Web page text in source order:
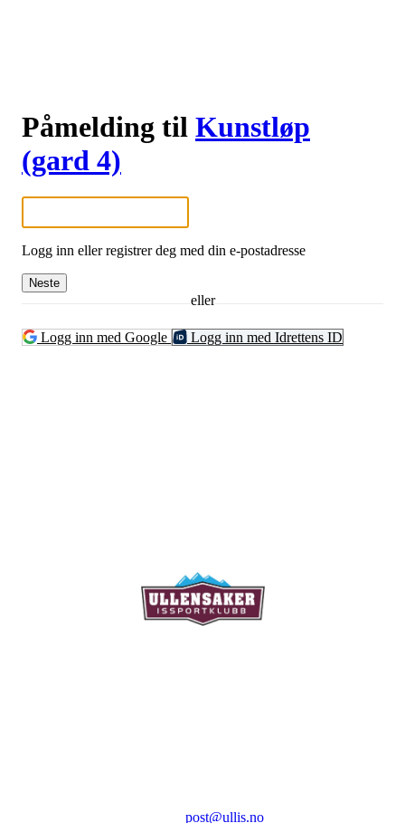
Påmelding til Kunstløp
(gard 4)
Logg inn eller registrer deg med din e-postadresse
Neste
eller
Logg inn med Google Logg inn med Idrettens ID
post@ullis.no